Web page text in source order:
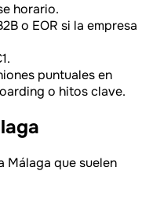
horario.
o EOR si la empresa
puntuales en
o hitos clave.
Málaga que suelen